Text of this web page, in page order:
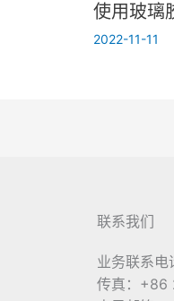
使用玻璃
2022-11-11
联系我们
业务联系
传真：+86